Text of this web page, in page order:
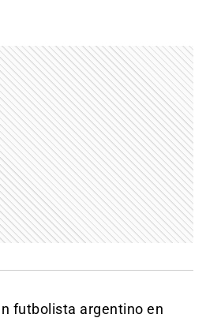
futbolista argentino en